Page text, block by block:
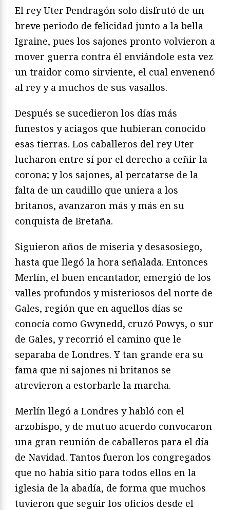
El rey Uter Pendragón solo disfrutó de un
breve periodo de felicidad junto a la bella
Igraine, pues los sajones pronto volvieron a
mover guerra contra él en­viándole esta vez
un traidor como sirviente, el cual envenenó
al rey y a muchos de sus vasallos.
Después se sucedieron los días más
funestos y aciagos que hubieran conocido
esas tierras. Los caballeros del rey Uter
lucharon entre sí por el derecho a ceñir la
corona; y los sajones, al percatarse de la
falta de un caudillo que uniera a los
britanos, avanzaron más y más en su
conquista de Bretaña.
Siguieron años de miseria y desasosiego,
hasta que llegó la hora señalada. En­tonces
Merlín, el buen encantador, emergió de los
valles profundos y misterio­sos del norte de
Gales, región que en aquellos días se
conocía como Gwynedd, cruzó Powys, o sur
de Gales, y recorrió el camino que le
separaba de Londres. Y tan grande era su
fama que ni sajones ni britanos se
atrevieron a estorbarle la marcha.
Merlín llegó a Londres y habló con el
arzobispo, y de mutuo acuerdo con­vocaron
una gran reunión de caballeros para el día
de Navidad. Tantos fueron los congregados
que no había sitio para todos ellos en la
iglesia de la abadía, de forma que muchos
tuvieron que seguir los oficios desde el